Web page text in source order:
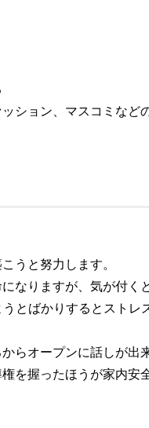
ション、マスコミなど
うと努力します。
なりますが、気が付く
とばかりするとスト
らオープンに話しが出
を握ったほうが家内安